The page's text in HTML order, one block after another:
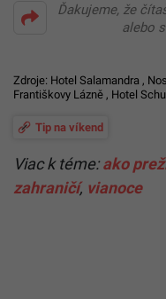
Ďakujeme, že
alebo
Zdroje: Hotel Salamandra ,
Františkovy Lázně , Hotel
Tip na víkend
Viac k téme:ako
zahraničí, vianoce